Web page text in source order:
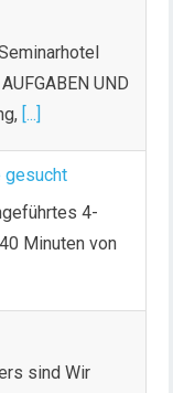
UND
[...]
gesucht
4-
Minuten von
sind Wir